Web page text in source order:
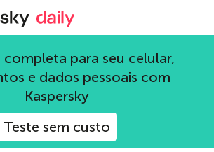
Blog oficial da Kaspersky
para seu celular,
e dados pessoais com
Kaspersky
Teste sem custo